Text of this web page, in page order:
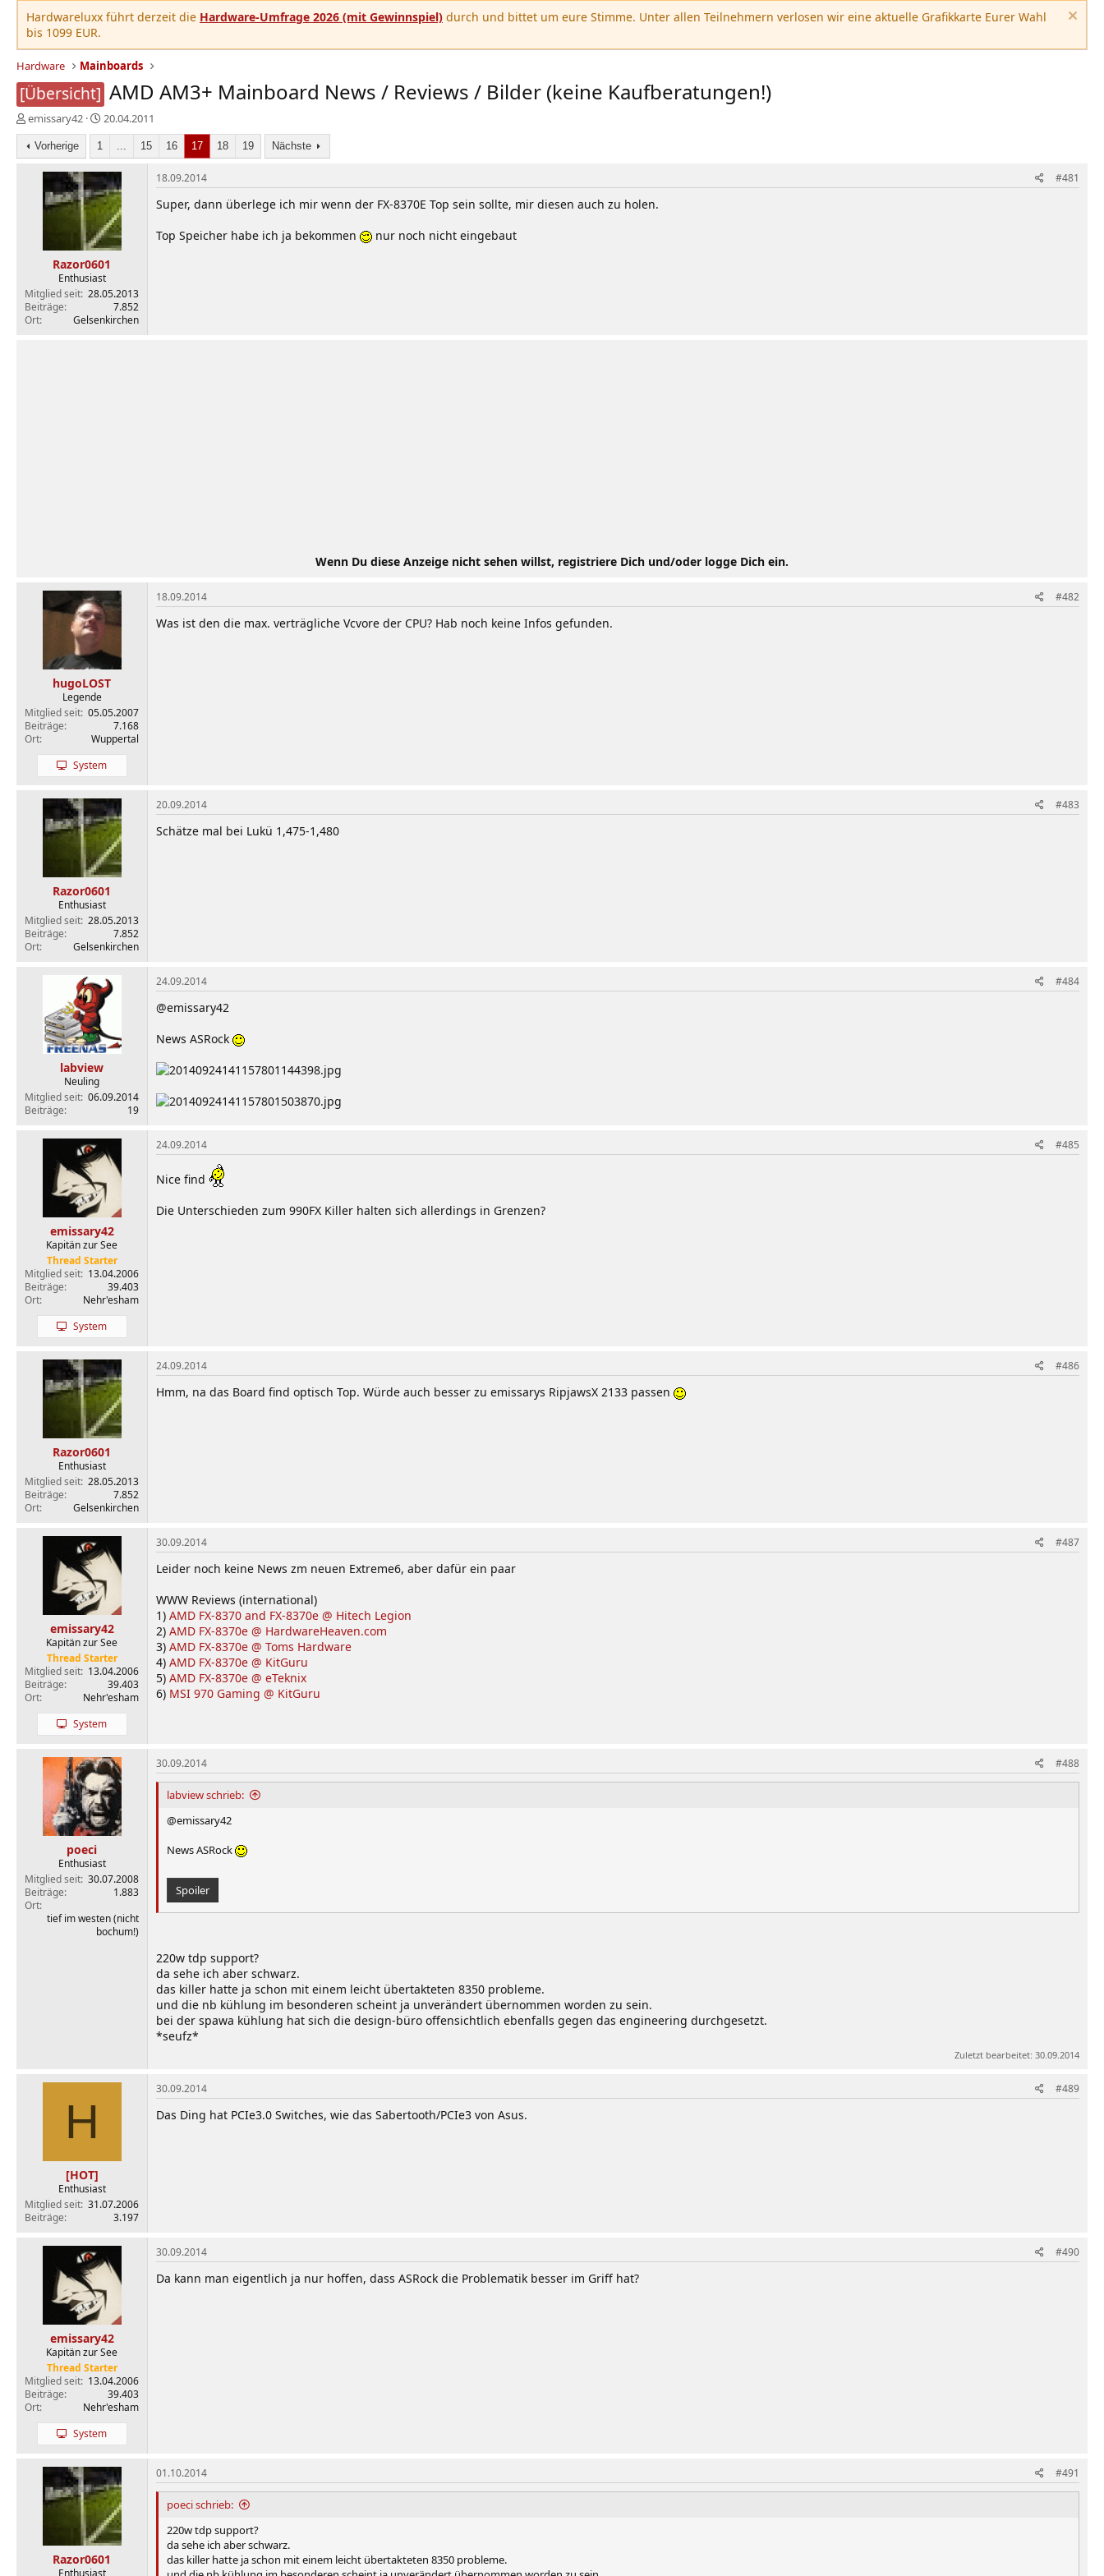
Hardwareluxx führt derzeit die Hardware-Umfrage 2026 (mit Gewinnspiel) durch und bittet um eure Stimme. Unter allen Teilnehmern verlosen wir eine aktuelle Grafikkarte Eurer Wahl
bis 1099 EUR.
Hardware Mainboards
[Übersicht] AMD AM3+ Mainboard News / Reviews / Bilder (keine Kaufberatungen!)
E
r
s
t
emissary42
E
r
t
e
l
l
t
a
m
20.04.2011
Vorherige 1 ... 15 16 17 18 19 Nächste
Razor0601
Enthusiast
Mitglied seit 28.05.2013
Beiträge
7.852
Ort
Gelsenkirchen
18.09.2014 #481
Super, dann überlege ich mir wenn der FX-8370E Top sein sollte, mir diesen auch zu holen.
Top Speicher habe ich ja bekommen
nur noch nicht eingebaut
Wenn Du diese Anzeige nicht sehen willst, registriere Dich und/oder logge Dich ein.
hugoLOST
Legende
Mitglied seit 05.05.2007
Beiträge
7.168
Ort
Wuppertal
System
18.09.2014 #482
Was ist den die max. verträgliche Vcvore der CPU? Hab noch keine Infos gefunden.
Razor0601
Enthusiast
Mitglied seit 28.05.2013
Beiträge
7.852
Ort
Gelsenkirchen
20.09.2014 #483
Schätze mal bei Lukü 1,475-1,480
labview
Neuling
Mitglied seit 06.09.2014
Beiträge
19
24.09.2014 #484
@emissary42
News ASRock
emissary42
Kapitän zur See
Thread Starter
Mitglied seit 13.04.2006
Beiträge
39.403
Ort
Nehr'esham
System
24.09.2014 #485
Nice find
Die Unterschieden zum 990FX Killer halten sich allerdings in Grenzen?
Razor0601
Enthusiast
Mitglied seit 28.05.2013
Beiträge
7.852
Ort
Gelsenkirchen
24.09.2014 #486
Hmm, na das Board find optisch Top. Würde auch besser zu emissarys RipjawsX 2133 passen
emissary42
Kapitän zur See
Thread Starter
Mitglied seit 13.04.2006
Beiträge
39.403
Ort
Nehr'esham
System
30.09.2014 #487
Leider noch keine News zm neuen Extreme6, aber dafür ein paar
WWW Reviews (international)
1) AMD FX-8370 and FX-8370e @ Hitech Legion
2) AMD FX-8370e @ HardwareHeaven.com
3) AMD FX-8370e @ Toms Hardware
4) AMD FX-8370e @ KitGuru
5) AMD FX-8370e @ eTeknix
6) MSI 970 Gaming @ KitGuru
poeci
Enthusiast
Mitglied seit 30.07.2008
Beiträge
1.883
Ort
tief im westen (nicht
bochum!)
30.09.2014 #488
labview schrieb:
@emissary42
News ASRock
Spoiler
220w tdp support?
da sehe ich aber schwarz.
das killer hatte ja schon mit einem leicht übertakteten 8350 probleme.
und die nb kühlung im besonderen scheint ja unverändert übernommen worden zu sein.
bei der spawa kühlung hat sich die design-büro offensichtlich ebenfalls gegen das engineering durchgesetzt.
*seufz*
Zuletzt bearbeitet: 30.09.2014
H
[HOT]
Enthusiast
Mitglied seit 31.07.2006
Beiträge
3.197
30.09.2014 #489
Das Ding hat PCIe3.0 Switches, wie das Sabertooth/PCIe3 von Asus.
emissary42
Kapitän zur See
Thread Starter
Mitglied seit 13.04.2006
Beiträge
39.403
Ort
Nehr'esham
System
30.09.2014 #490
Da kann man eigentlich ja nur hoffen, dass ASRock die Problematik besser im Griff hat?
Razor0601
Enthusiast
01.10.2014 #491
poeci schrieb:
220w tdp support?
da sehe ich aber schwarz.
das killer hatte ja schon mit einem leicht übertakteten 8350 probleme.